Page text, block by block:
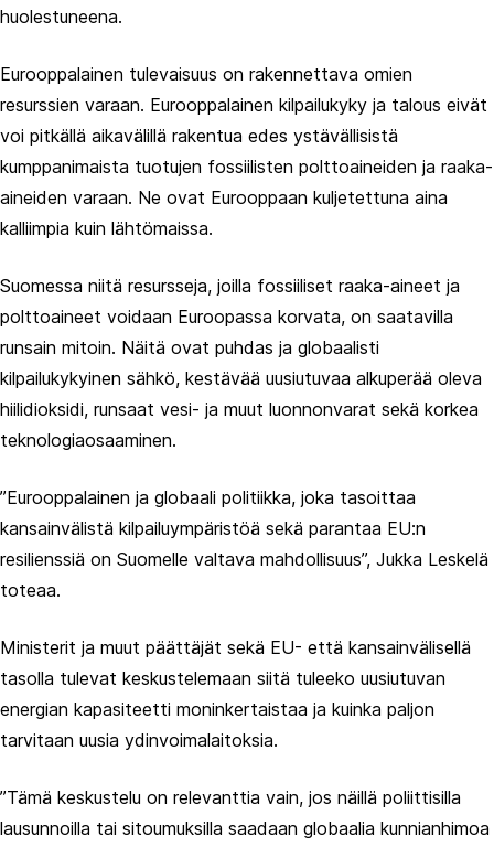
huolestuneena.
Eurooppalainen tulevaisuus on rakennettava omien
resurssien varaan. Eurooppalainen kilpailukyky ja talous eivät
voi pitkällä aikavälillä rakentua edes ystävällisistä
kumppanimaista tuotujen fossiilisten polttoaineiden ja raaka-
aineiden varaan. Ne ovat Eurooppaan kuljetettuna aina
kalliimpia kuin lähtömaissa.
Suomessa niitä resursseja, joilla fossiiliset raaka-aineet ja
polttoaineet voidaan Euroopassa korvata, on saatavilla
runsain mitoin. Näitä ovat puhdas ja globaalisti
kilpailukykyinen sähkö, kestävää uusiutuvaa alkuperää oleva
hiilidioksidi, runsaat vesi- ja muut luonnonvarat sekä korkea
teknologiaosaaminen.
”Eurooppalainen ja globaali politiikka, joka tasoittaa
kansainvälistä kilpailuympäristöä sekä parantaa EU:n
resilienssiä on Suomelle valtava mahdollisuus”, Jukka Leskelä
toteaa.
Ministerit ja muut päättäjät sekä EU- että kansainvälisellä
tasolla tulevat keskustelemaan siitä tuleeko uusiutuvan
energian kapasiteetti moninkertaistaa ja kuinka paljon
tarvitaan uusia ydinvoimalaitoksia.
”Tämä keskustelu on relevanttia vain, jos näillä poliittisilla
lausunnoilla tai sitoumuksilla saadaan globaalia kunnianhimoa